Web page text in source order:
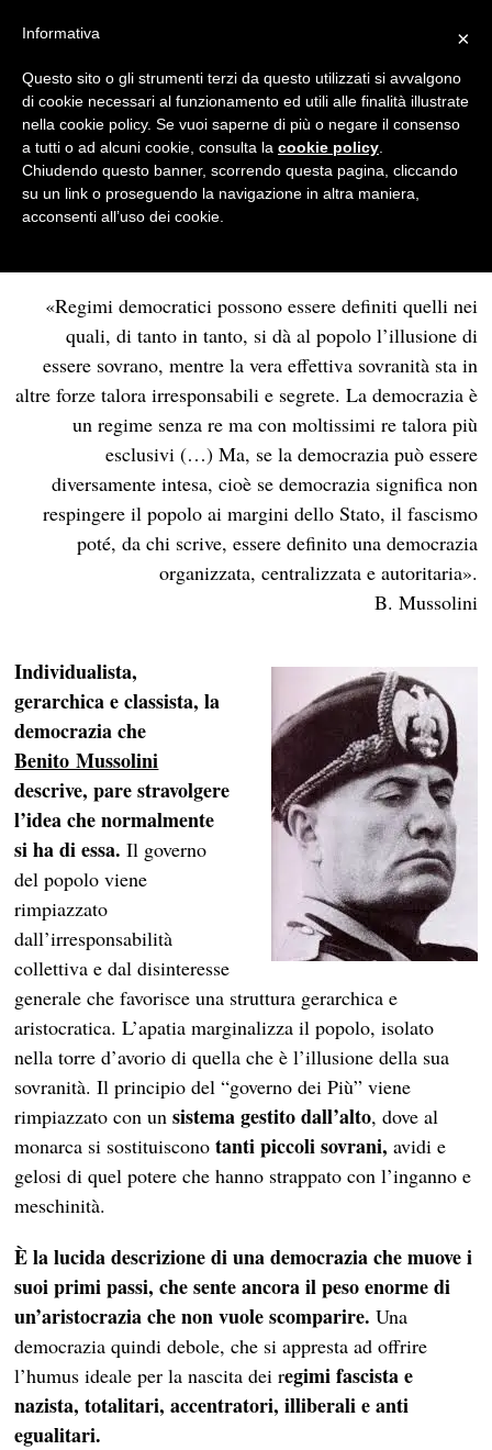
Politica · Storia
Quale Resistenza in tempi
democratici?
FRANCESCO CORTI
«Regimi democratici possono essere definiti quelli nei
quali, di tanto in tanto, si dà al popolo l’illusione di
essere sovrano, mentre la vera effettiva sovranità sta in
altre forze talora irresponsabili e segrete. La democrazia è
un regime senza re ma con moltissimi re talora più
esclusivi (…) Ma, se la democrazia può essere
diversamente intesa, cioè se democrazia significa non
respingere il popolo ai margini dello Stato, il fascismo
poté, da chi scrive, essere definito una democrazia
organizzata, centralizzata e autoritaria».
B. Mussolini
Individualista,
gerarchica e classista, la
democrazia che
Benito Mussolini
descrive, pare stravolgere
l’idea che normalmente
si ha di essa. Il governo
del popolo viene
rimpiazzato
dall’irresponsabilità
collettiva e dal disinteresse
generale che favorisce una struttura gerarchica e
aristocratica. L’apatia marginalizza il popolo, isolato
nella torre d’avorio di quella che è l’illusione della sua
sovranità. Il principio del “governo dei Più” viene
rimpiazzato con unsistema gestito dall’alto, dove al
monarca si sostituiscono tanti piccoli sovrani, avidi e
gelosi di quel potere che hanno strappato con l’inganno e
meschinità.
È la lucida descrizione di una democrazia che muove i
suoi primi passi, che sente ancora il peso enorme di
un’aristocrazia che non vuole scomparire. Una
democrazia quindi debole, che si appresta ad offrire
l’humus ideale per la nascita dei regimi fascista e
nazista, totalitari, accentratori, illiberali e anti
egualitari.
×
Informativa
Questo sito o gli strumenti terzi da questo utilizzati si avvalgono
di cookie necessari al funzionamento ed utili alle finalità illustrate
nella cookie policy. Se vuoi saperne di più o negare il consenso
a tutti o ad alcuni cookie, consulta la cookie policy
Chiudendo questo banner, scorrendo questa pagina, cliccando
su un link o proseguendo la navigazione in altra maniera,
acconsenti all’uso dei cookie.